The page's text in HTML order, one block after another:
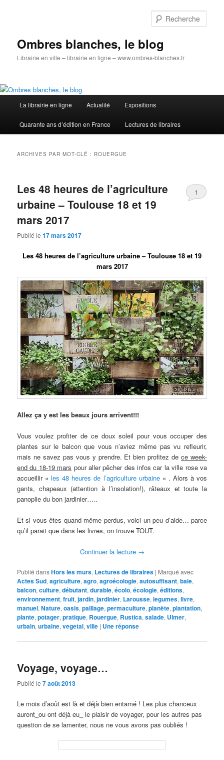
Ombres blanches, le blog
Librairie en ville – librairie en ligne – www.ombres-blanches.fr
principal
La librairie en ligne Actualité Expositions
Quarante ans d’édition en France Lectures de libraires
ARCHIVES PAR MOT-CLÉ : ROUERGUE
Les 48 heures de l’agriculture
urbaine – Toulouse 18 et 19
mars 2017
Publié le17 mars 2017
1
Les 48 heures de l’agriculture urbaine – Toulouse 18 et 19
mars 2017
Allez ça y est les beaux jours arrivent!!!
Vous voulez profiter de ce doux soleil pour vous occuper des
plantes sur le balcon que vous n’aviez même pas vu refleurir,
mais ne savez pas vous y prendre. Et bien profitez dece week-
end du 18-19 mars pour aller pêcher des infos car la ville rose va
accueillir «les 48 heures de l’agriculture urbaine « . Alors à vos
gants, chapeaux (attention à l’insolation!), râteaux et toute la
panoplie du bon jardinier…..
Et si vous êtes quand même perdus, voici un peu d’aide… parce
qu’il parait que dans les livres, on trouve TOUT.
Continuer la lecture →
Publié dansHors les murs, Lectures de libraires | Marqué avec
Actes Sud,agriculture,agro,agroécologie,autosuffisant,baie,
balcon,culture,débutant,durable,écolo,écologie,éditions,
environnement,fruit,jardin,jardinier, Larousse,legumes,livre,
manuel,Nature,oasis,paillage,permaculture,planète,plantation,
plante,potager,pratique, Rouergue, Rustica,salade, Ulmer,
urbain,urbaine,vegetal,ville | Uneréponse
Voyage, voyage…
Publié le7 août 2013
Le mois d’août est là et déjà bien entamé ! Les plus chanceux
auront_ou ont déjà eu_ le plaisir de voyager, pour les autres pas
question de se lamenter, nous ne vous avons pas oubliés !